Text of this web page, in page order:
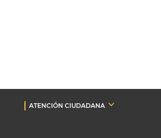
ATENCIÓN CIUDADANA